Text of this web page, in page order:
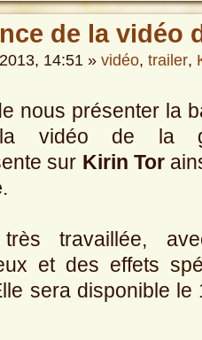
de la vidéo
14:51 » vidéo, trailer,
nous présenter la
vidéo de la
sur Kirin Tor
.
travaillée,
et des effets
sera disponible